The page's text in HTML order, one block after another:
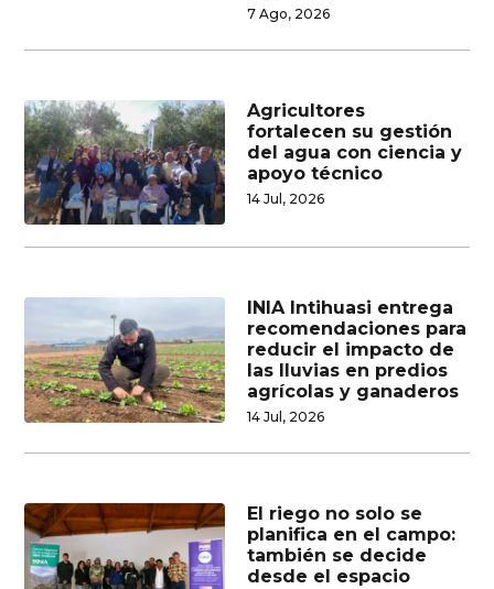
7 Ago, 2026
Agricultores
fortalecen su gestión
del agua con ciencia y
apoyo técnico
14 Jul, 2026
INIA Intihuasi entrega
recomendaciones para
reducir el impacto de
las lluvias en predios
agrícolas y ganaderos
14 Jul, 2026
El riego no solo se
planifica en el campo:
también se decide
desde el espacio